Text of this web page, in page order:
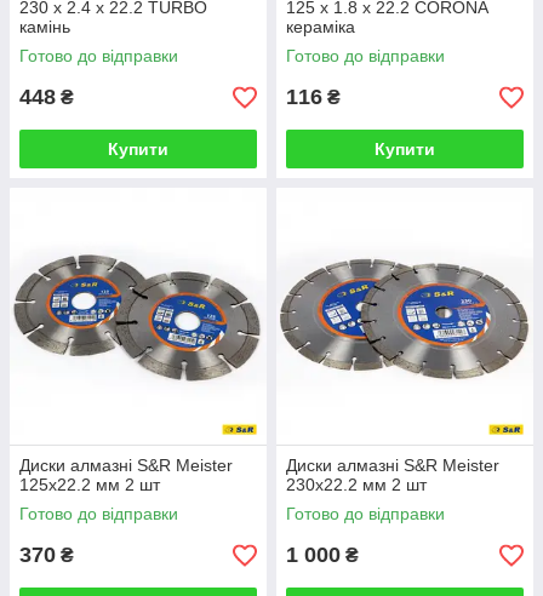
230 x 2.4 x 22.2 TURBO
камінь
Готово до відправки
448 ₴
Купити
125 x 1.8 x 22.2 CORONA
кераміка
Готово до відправки
116 ₴
Купити
Диски алмазні S&R Meister
125х22.2 мм 2 шт
Готово до відправки
370 ₴
Диски алмазні S&R Meister
230х22.2 мм 2 шт
Готово до відправки
1 000 ₴